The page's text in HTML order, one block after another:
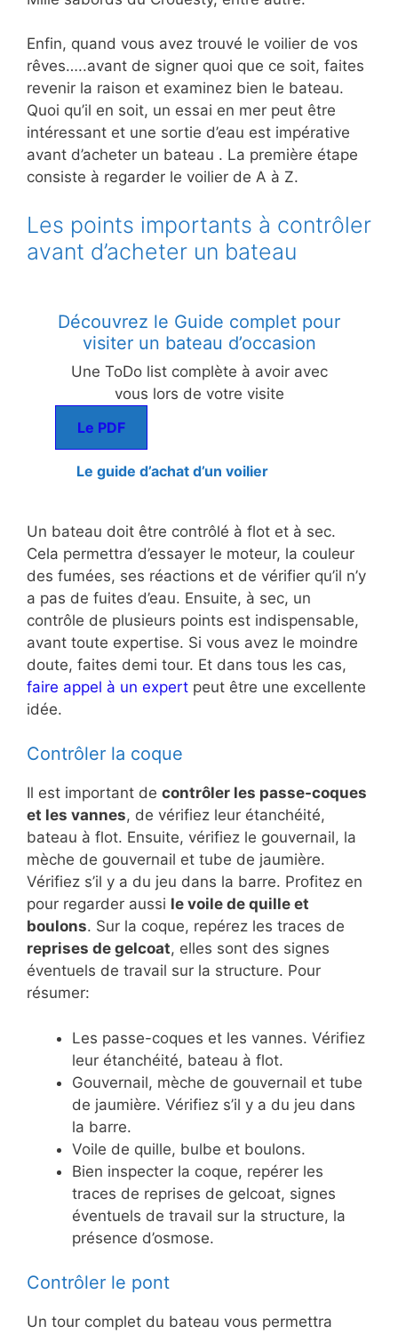
Enfin, quand vous avez trouvé le voilier de vos
rêves…..avant de signer quoi que ce soit, faites
revenir la raison et examinez bien le bateau.
Quoi qu’il en soit, un essai en mer peut être
intéressant et une sortie d’eau est impérative
avant d’acheter un bateau . La première étape
consiste à regarder le voilier de A à Z.
Les points importants à contrôler
avant d’acheter un bateau
Découvrez le Guide complet pour
visiter un bateau d’occasion
Une ToDo list complète à avoir avec
vous lors de votre visite
Le PDF
Le guide d’achat d’un voilier
Un bateau doit être contrôlé à flot et à sec.
Cela permettra d’essayer le moteur, la couleur
des fumées, ses réactions et de vérifier qu’il n’y
a pas de fuites d’eau. Ensuite, à sec, un
contrôle de plusieurs points est indispensable,
avant toute expertise. Si vous avez le moindre
doute, faites demi tour. Et dans tous les cas,
faire appel à un expert peut être une excellente
idée.
Contrôler la coque
Il est important de contrôler les passe-coques
et les vannes, de vérifiez leur étanchéité,
bateau à flot. Ensuite, vérifiez le gouvernail, la
mèche de gouvernail et tube de jaumière.
Vérifiez s’il y a du jeu dans la barre. Profitez en
pour regarder aussi le voile de quille et
boulons. Sur la coque, repérez les traces de
reprises de gelcoat, elles sont des signes
éventuels de travail sur la structure. Pour
résumer:
Les passe-coques et les vannes. Vérifiez
leur étanchéité, bateau à flot.
Gouvernail, mèche de gouvernail et tube
de jaumière. Vérifiez s’il y a du jeu dans
la barre.
Voile de quille, bulbe et boulons.
Bien inspecter la coque, repérer les
traces de reprises de gelcoat, signes
éventuels de travail sur la structure, la
présence d’osmose.
Contrôler le pont
Un tour complet du bateau vous permettra